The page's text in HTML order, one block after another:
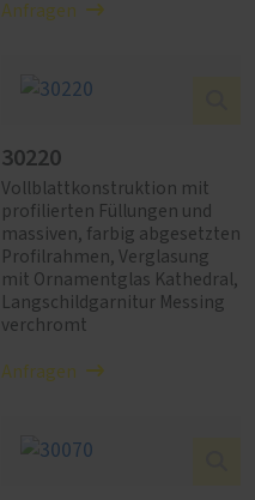
Anfragen
30220
Vollblattkonstruktion mit
profilierten Füllungen und
massiven, farbig abgesetzten
Profilrahmen, Verglasung
mit Ornamentglas Kathedral,
Langschildgarnitur Messing
verchromt
Anfragen